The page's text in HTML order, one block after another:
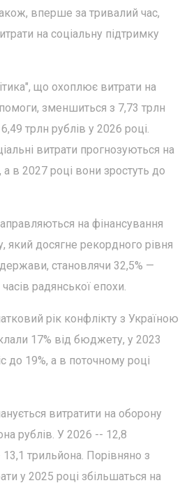
вперше за тривалий час,
на соціальну підтримку
що охоплює витрати на
зменшиться з 7,73 трлн
трлн рублів у 2026 році.
витрати прогнозуються на
а в 2027 році вони зростуть до
на фінансування
який досягне рекордного рівня
становлячи 32,5% —
радянської епохи.
рік конфлікту з Україною
17% від бюджету, у 2023
до 19%, а в поточному році
витратити на оборону
рублів. У 2026 -- 12,8
трильйона. Порівняно з
у 2025 році збільшаться на